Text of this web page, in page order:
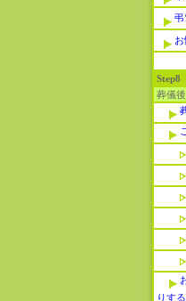
弔
葬儀
りす